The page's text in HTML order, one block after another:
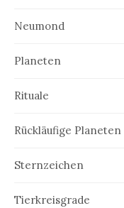
Neumond
Planeten
Rituale
Rückläufige Planeten
Sternzeichen
Tierkreisgrade